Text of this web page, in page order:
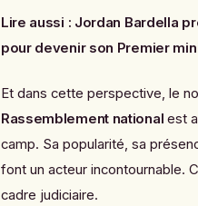
Lire aussi : Jordan Bardella
pour devenir son Premier
Et dans cette perspective, le
Rassemblement national est
camp. Sa popularité, sa
font un acteur incontournable.
cadre judiciaire.